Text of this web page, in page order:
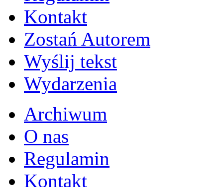
Kontakt
Zostań Autorem
Wyślij tekst
Wydarzenia
Archiwum
O nas
Regulamin
Kontakt